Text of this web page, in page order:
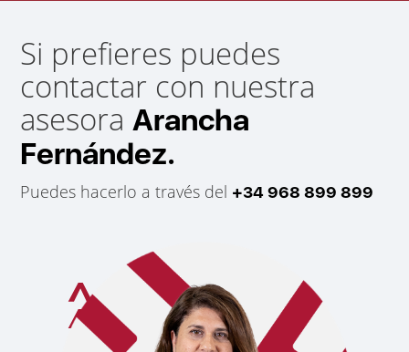
Si prefieres puedes
contactar con nuestra
asesoraArancha
Fernández.
Puedes hacerlo a través del +34 968 899 899